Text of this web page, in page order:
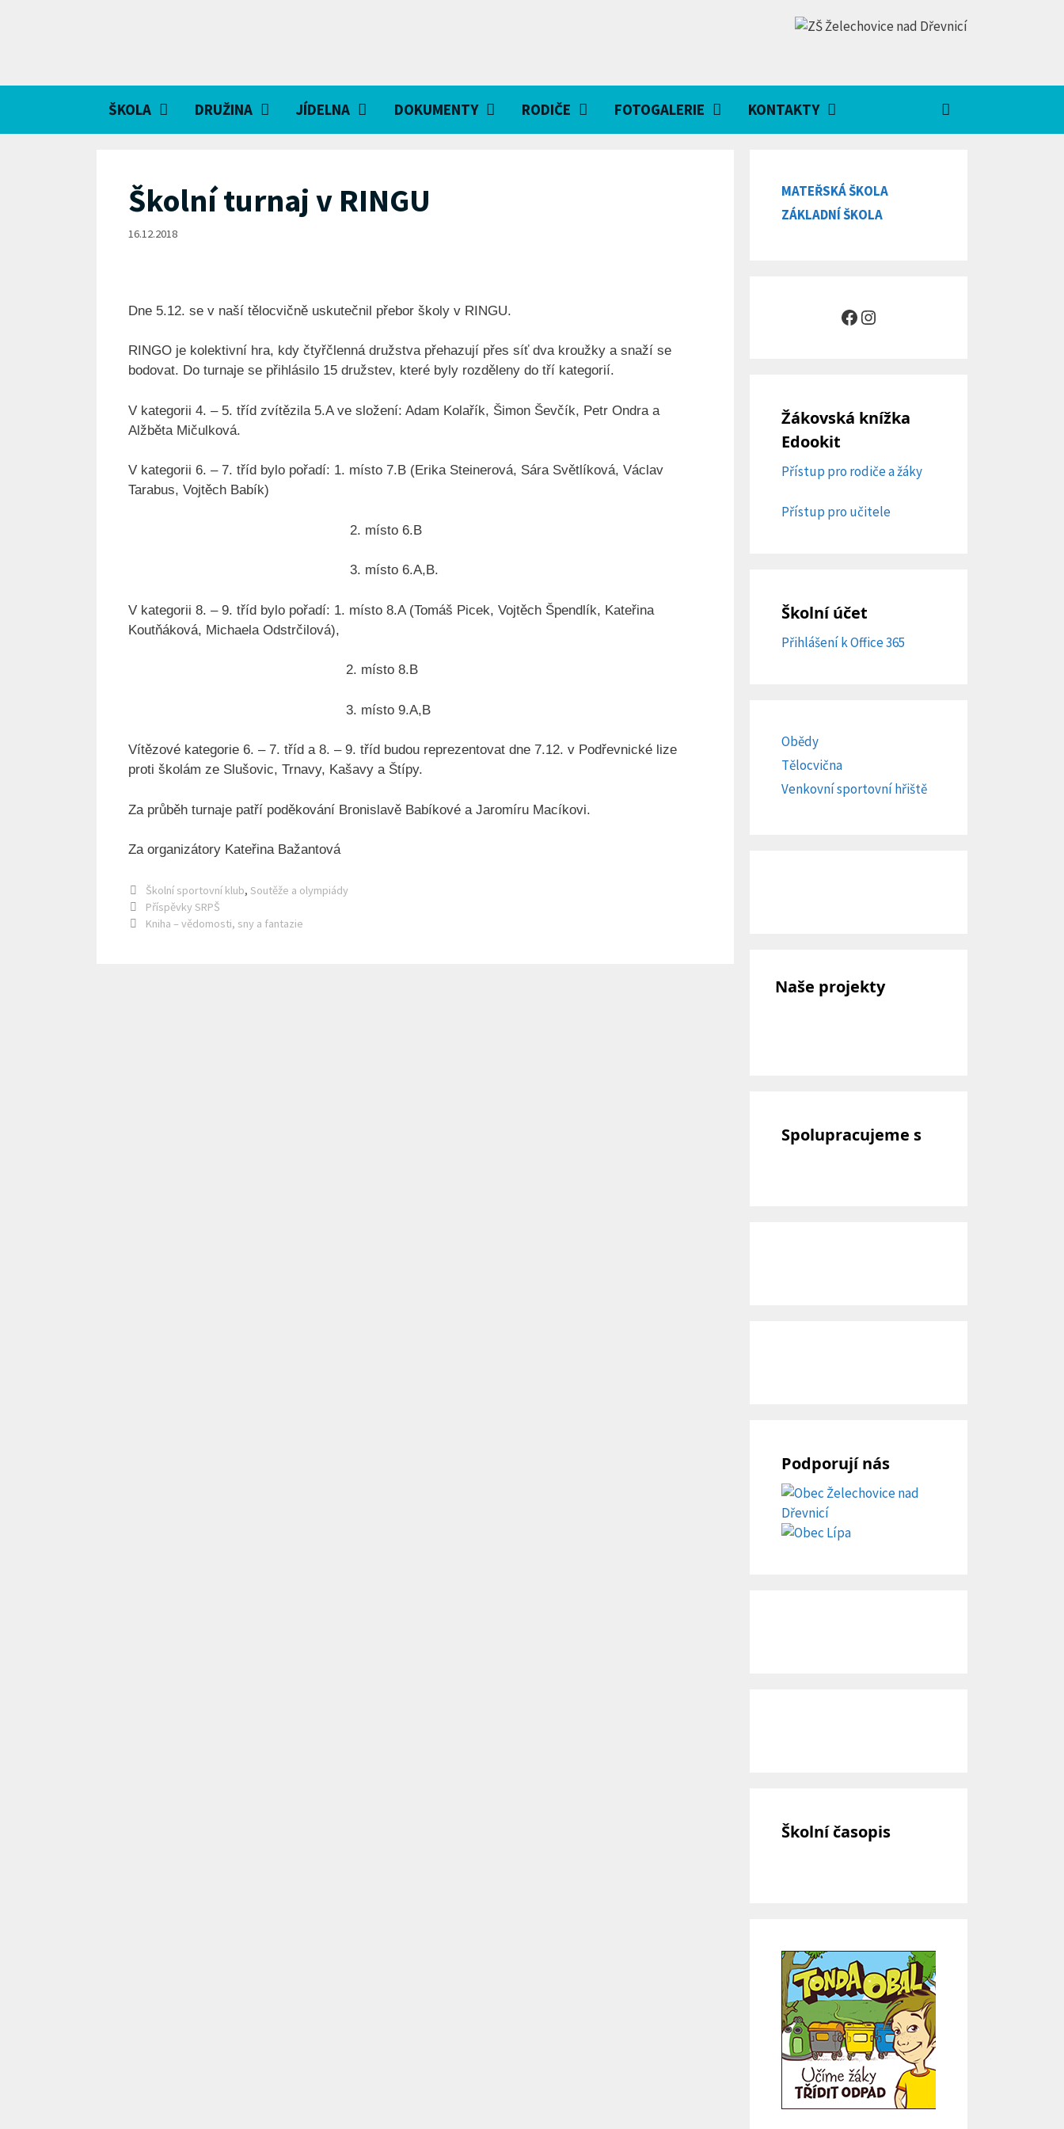
ŠKOLA DRUŽINA JÍDELNA DOKUMENTY RODIČE FOTOGALERIE KONTAKTY
Školní turnaj v RINGU
16.12.2018
Dne 5.12. se v naší tělocvičně uskutečnil přebor školy v RINGU.
RINGO je kolektivní hra, kdy čtyřčlenná družstva přehazují přes síť dva kroužky a snaží se
bodovat. Do turnaje se přihlásilo 15 družstev, které byly rozděleny do tří kategorií.
V kategorii 4. – 5. tříd zvítězila 5.A ve složení: Adam Kolařík, Šimon Ševčík, Petr Ondra a
Alžběta Mičulková.
V kategorii 6. – 7. tříd bylo pořadí: 1. místo 7.B (Erika Steinerová, Sára Světlíková, Václav
Tarabus, Vojtěch Babík)
2. místo 6.B
3. místo 6.A,B.
V kategorii 8. – 9. tříd bylo pořadí: 1. místo 8.A (Tomáš Picek, Vojtěch Špendlík, Kateřina
Koutňáková, Michaela Odstrčilová),
2. místo 8.B
3. místo 9.A,B
Vítězové kategorie 6. – 7. tříd a 8. – 9. tříd budou reprezentovat dne 7.12. v Podřevnické lize
proti školám ze Slušovic, Trnavy, Kašavy a Štípy.
Za průběh turnaje patří poděkování Bronislavě Babíkové a Jaromíru Macíkovi.
Za organizátory Kateřina Bažantová
Rubriky
Školní sportovní klub, Soutěže a olympiády
Příspěvky SRPŠ
Kniha – vědomosti, sny a fantazie
MATEŘSKÁ ŠKOLA
ZÁKLADNÍ ŠKOLA
Facebook
Instagram
Žákovská knížka
Edookit
Přístup pro rodiče a žáky
Přístup pro učitele
Školní účet
Přihlášení k Office 365
Obědy
Tělocvična
Venkovní sportovní hřiště
Naše projekty
Spolupracujeme s
Podporují nás
Školní časopis